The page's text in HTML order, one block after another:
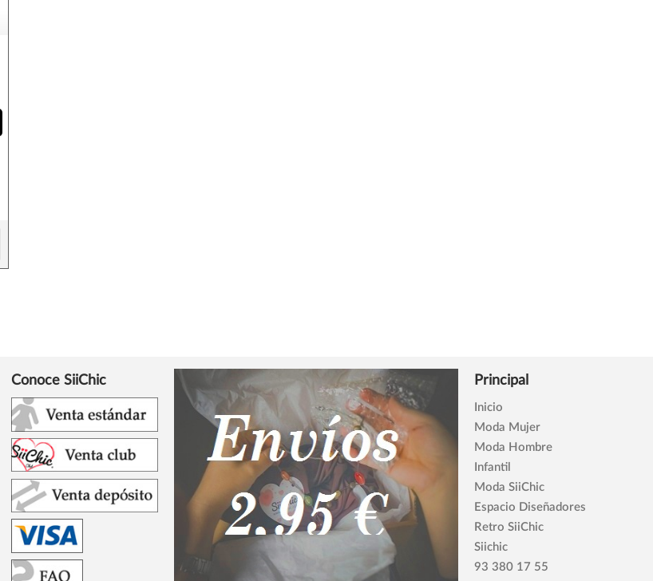
Conoce SiiChic Principal
Inicio
Moda Mujer
Moda Hombre
Infantil
Moda SiiChic
Espacio Diseñadores
Retro SiiChic
Siichic
93 380 17 55